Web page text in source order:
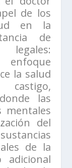
de los
en la
de
la salud
las
mentales
del
de la